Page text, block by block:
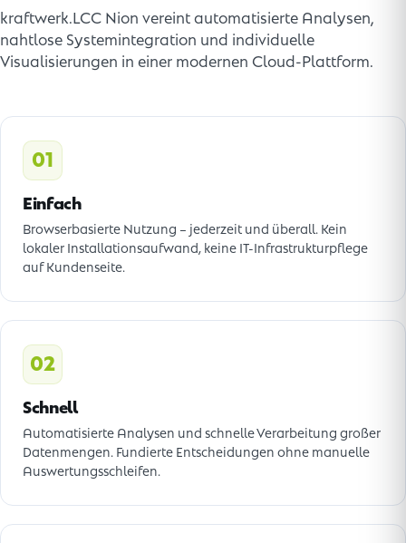
kraftwerk.LCC Nion vereint automatisierte Analysen,
nahtlose Systemintegration und individuelle
Visualisierungen in einer modernen Cloud-Plattform.
01
Einfach
Browserbasierte Nutzung – jederzeit und überall. Kein
lokaler Installationsaufwand, keine IT-Infrastrukturpflege
auf Kundenseite.
02
Schnell
Automatisierte Analysen und schnelle Verarbeitung großer
Datenmengen. Fundierte Entscheidungen ohne manuelle
Auswertungsschleifen.